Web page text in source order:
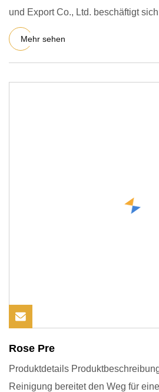
und Export Co., Ltd. beschäftigt
Masken un
Mehr sehen
Rose Pre
Produktdetails
Reinigung bereitet den Weg für